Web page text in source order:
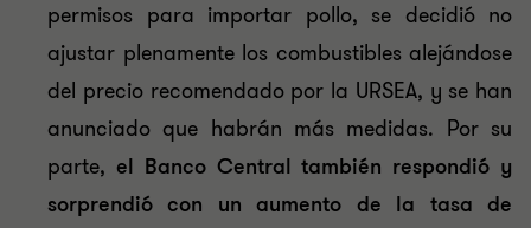
permisos para importar pollo, se decidió no
ajustar plenamente los combustibles alejándose
del precio recomendado por la URSEA, y se han
anunciado que habrán más medidas. Por su
parte, el Banco Central también respondió y
sorprendió con un aumento de la tasa de